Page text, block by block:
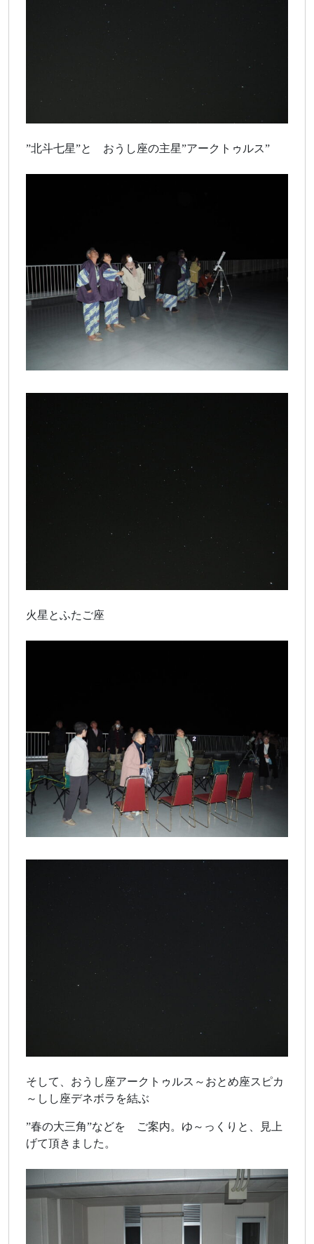
”北斗七星”と おうし座の主星”アークトゥルス”
火星とふたご座
そして、おうし座アークトゥルス～おとめ座スピカ
～しし座デネボラを結ぶ
”春の大三角”などを ご案内。ゆ～っくりと、見上
げて頂きました。